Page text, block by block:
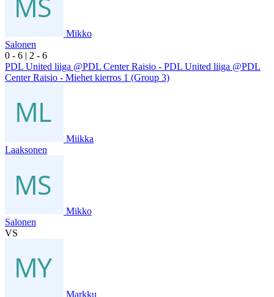
Mikko
Salonen
0 - 6 | 2 - 6
PDL United liiga @PDL Center Raisio - PDL United liiga @PDL
Center Raisio - Miehet kierros 1 (Group 3)
Miikka
Laaksonen
Mikko
Salonen
VS
Markku